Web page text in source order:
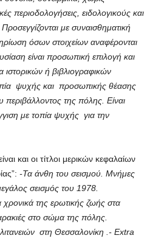
περιοδολογήσεις, ειδολογικούς και
με συναισθηματική
όσων στοιχείων αναφέρονται
είναι προσωπική επιλογή και
ή βιβλιογραφικών
ψυχής και προσωπικής θέασης
της πόλης. Είναι
με τοπία ψυχής για την
και οι τίτλοι μερικών κεφαλαίων
-Τα άνθη του σεισμού. Μνήμες
σεισμός του 1978.
της ερωτικής ζωής στα
στο σώμα της πόλης.
στη Θεσσαλονίκη .- Extra